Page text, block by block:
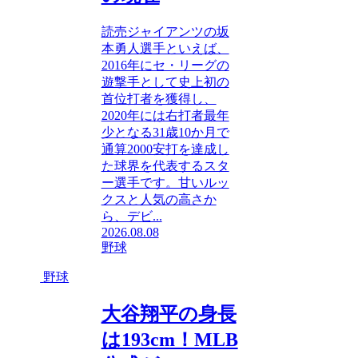
読売ジャイアンツの坂
本勇人選手といえば、
2016年にセ・リーグの
遊撃手として史上初の
首位打者を獲得し、
2020年には右打者最年
少となる31歳10か月で
通算2000安打を達成し
た球界を代表するスタ
ー選手です。甘いルッ
クスと人気の高さか
ら、デビ...
2026.08.08
野球
野球
大谷翔平の身長
は193cm！MLB